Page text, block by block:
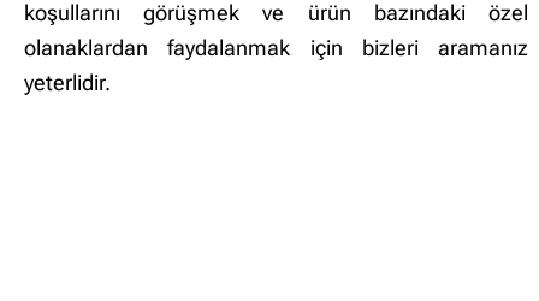
koşullarını görüşmek ve ürün bazındaki özel
olanaklardan faydalanmak için bizleri aramanız
yeterlidir.